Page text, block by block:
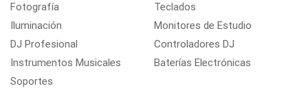
Fotografía
Iluminación
DJ Profesional
Instrumentos Musicales
Soportes
Teclados
Monitores de Estudio
Controladores DJ
Baterías Electrónicas